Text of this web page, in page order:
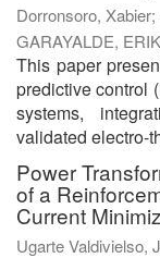
Dorronsoro, Xabier;
GARAYALDE, ERIK
This paper
predictive control
systems,
validated electro-
Power
of a
Current
Ugarte Valdivielso,